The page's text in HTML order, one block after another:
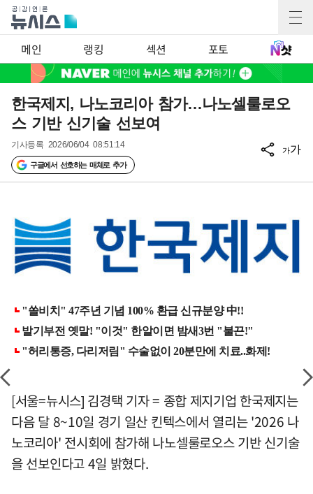
메인 랭킹 섹션 포토
한국제지, 나노코리아 참가…나노셀룰로오
스 기반 신기술 선보여
기사등록 2026/06/04 08:51:14
구글에서 선호하는 매체로 추가
가가
[서울=뉴시스] 김경택 기자 = 종합 제지기업 한국제지는
다음 달 8~10일 경기 일산 킨텍스에서 열리는 '2026 나
노코리아' 전시회에 참가해 나노셀룰로오스 기반 신기술
을 선보인다고 4일 밝혔다.